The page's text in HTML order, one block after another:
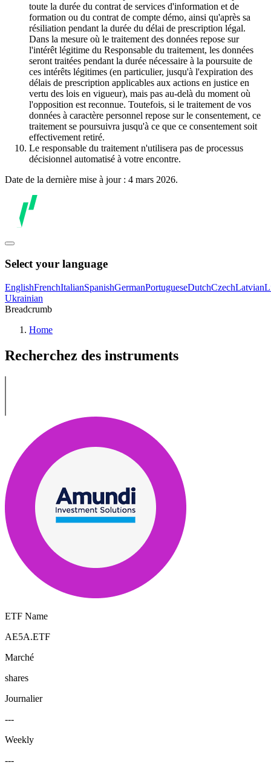
toute la durée du contrat de services d'information et de
formation ou du contrat de compte démo, ainsi qu'après sa
résiliation pendant la durée du délai de prescription légal.
Dans la mesure où le traitement des données repose sur
l'intérêt légitime du Responsable du traitement, les données
seront traitées pendant la durée nécessaire à la poursuite de
ces intérêts légitimes (en particulier, jusqu'à l'expiration des
délais de prescription applicables aux actions en justice en
vertu des lois en vigueur), mais pas au-delà du moment où
l'opposition est reconnue. Toutefois, si le traitement de vos
données à caractère personnel repose sur le consentement, ce
traitement se poursuivra jusqu'à ce que ce consentement soit
effectivement retiré.
Le responsable du traitement n'utilisera pas de processus
décisionnel automatisé à votre encontre.
Date de la dernière mise à jour : 4 mars 2026.
Select your language
EnglishFrenchItalianSpanishGermanPortugueseDutchCzechLatvian
Ukrainian
Breadcrumb
Home
Recherchez des instruments
ETF Name
AE5A.ETF
Marché
shares
Journalier
---
Weekly
---